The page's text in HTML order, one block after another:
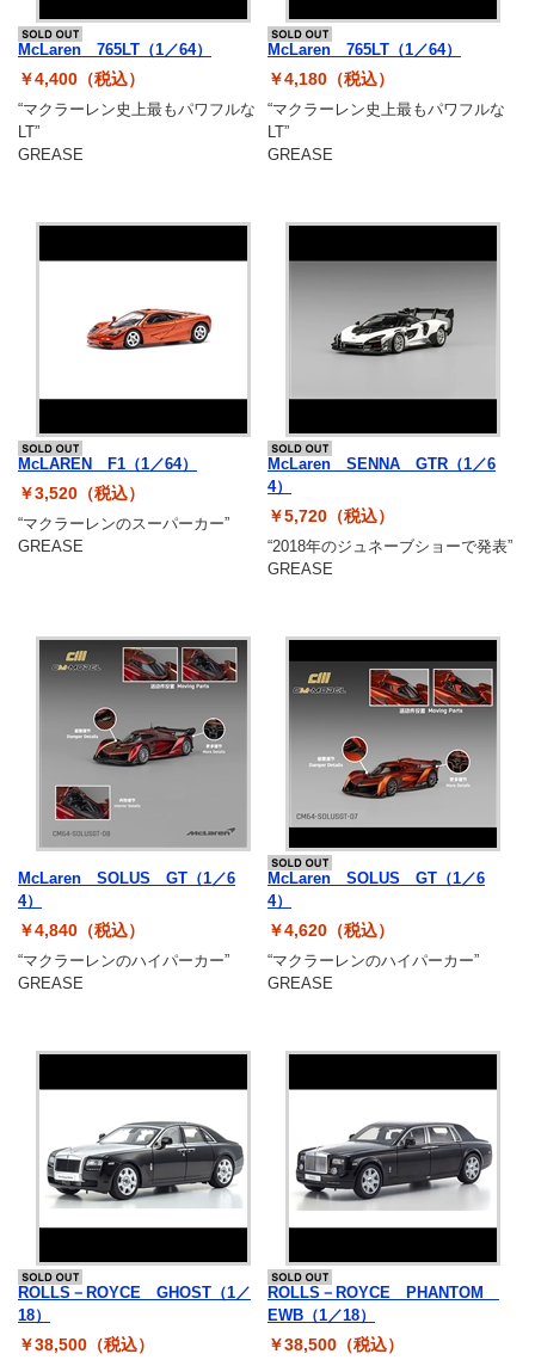
McLaren 765LT（1／64）
￥4,400（税込）
“マクラーレン史上最もパワフルな
LT”
GREASE
McLaren 765LT（1／64）
￥4,180（税込）
“マクラーレン史上最もパワフルな
LT”
GREASE
McLAREN F1（1／64）
￥3,520（税込）
“マクラーレンのスーパーカー”
GREASE
McLaren SENNA GTR（1／6
4）
￥5,720（税込）
“2018年のジュネーブショーで発表”
GREASE
McLaren SOLUS GT（1／6
4）
￥4,840（税込）
“マクラーレンのハイパーカー”
GREASE
McLaren SOLUS GT（1／6
4）
￥4,620（税込）
“マクラーレンのハイパーカー”
GREASE
ROLLS－ROYCE GHOST（1／
18）
￥38,500（税込）
ROLLS－ROYCE PHANTOM
EWB（1／18）
￥38,500（税込）